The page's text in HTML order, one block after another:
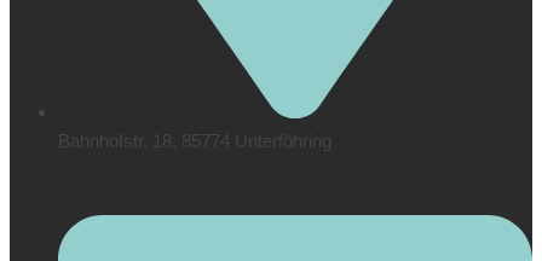
Bahnhofstr. 18, 85774 Unterföhring